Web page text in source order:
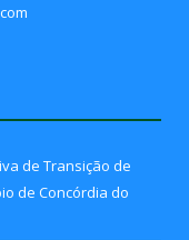
de Transição de
de Concórdia do